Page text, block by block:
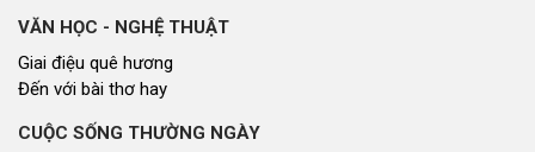
VĂN HỌC - NGHỆ THUẬT
Giai điệu quê hương
Đến với bài thơ hay
CUỘC SỐNG THƯỜNG NGÀY